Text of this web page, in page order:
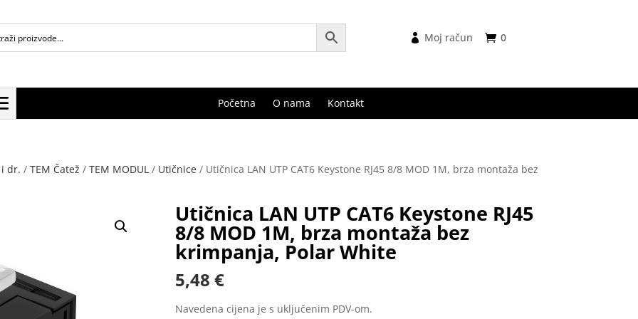
0
Moj račun
Početna O nama Kontakt
dr. /TEM Čatež /TEM MODUL / Utičnice / Utičnica LAN UTP CAT6 Keystone RJ45 8/8 MOD 1M, brza montaža bez
Utičnica LAN UTP CAT6 Keystone RJ45
8/8 MOD 1M, brza montaža bez
krimpanja, Polar White
5,48 €
Navedena cijena je s uključenim PDV-om.